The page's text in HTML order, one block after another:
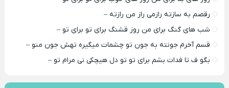
رقصم به سازته رازمی راز من رازته –
شب های گنگ برای من روز قشنگ برای تو برای تو –
قسم آخرم جونته به جون تو چشمات میگیره تهش جون منو –
بگو ف تا فدات بشم برای تو تو دل هیچکی نی مرام تو –